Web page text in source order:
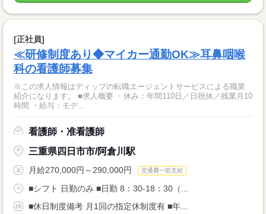
[正社員]
≪研修制度あり◆マイカー通勤OK≫耳鼻咽喉
科の看護師募集
※この求人情報はディップの転職エージェントサービスによる職業
紹介になります。 ■求人概要 ・休み：年間110日／日祝休／残業月10
時間 ・給与：モデ...
看護師・准看護師
三重県四日市市/阿倉川駅
月給270,000円～290,000円 交通費一部支給
■シフト 日勤のみ ■日勤 8：30-18：30（...
■休日制度備考 月1回の指定休制度有 ■年...